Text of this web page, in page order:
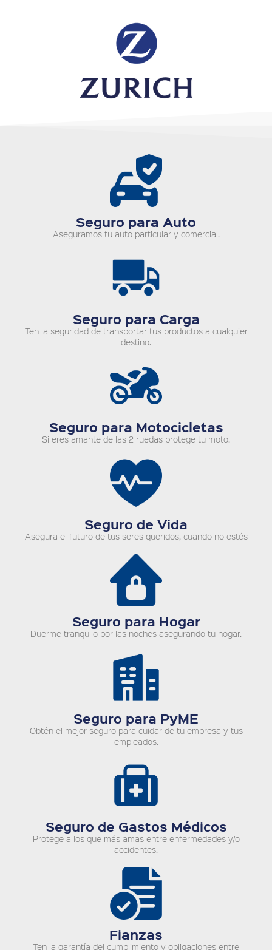
Seguro para Auto
Aseguramos tu auto particular y comercial.
Seguro para Carga
Ten la seguridad de transportar tus productos a cualquier
destino.
Seguro para Motocicletas
Si eres amante de las 2 ruedas protege tu moto.
Seguro de Vida
Asegura el futuro de tus seres queridos, cuando no estés
Seguro para Hogar
Duerme tranquilo por las noches asegurando tu hogar.
Seguro para PyME
Obtén el mejor seguro para cuidar de tu empresa y tus
empleados.
Seguro de Gastos Médicos
Protege a los que más amas entre enfermedades y/o
accidentes.
Fianzas
Ten la garantía del cumplimiento y obligaciones entre